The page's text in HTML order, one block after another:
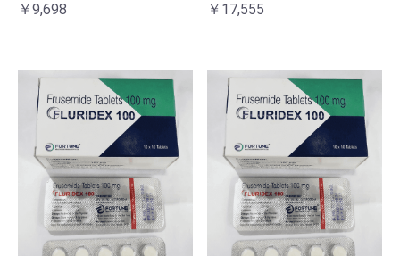
￥9,698
￥17,555